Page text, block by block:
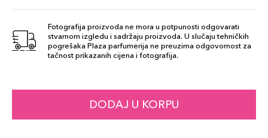
221 Avorio 95,00 KM
Fotografija proizvoda ne mora u potpunosti odgovarati
stvarnom izgledu i sadržaju proizvoda. U slučaju tehničkih
pogrešaka Plaza parfumerija ne preuzima odgovornost za
tačnost prikazanih cijena i fotografija.
DODAJ U KORPU